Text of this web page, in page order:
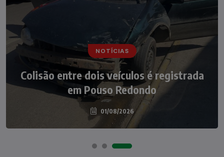
NOTÍCIAS
Colisão entre dois veículos é registrada
em Pouso Redondo
01/08/2026
NOTÍCIAS
Irmãos de 7 e 14 anos morrem
atropelados na BR-470 em Pouso
Redondo
04/08/2026